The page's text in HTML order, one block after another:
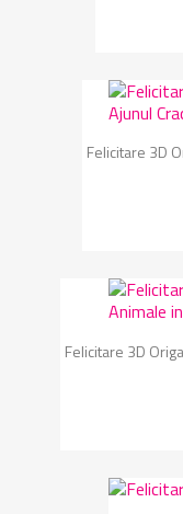
Felicitare 3D
Felicitare 3D